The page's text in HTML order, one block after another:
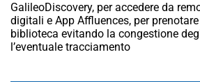
GalileoDiscovery, per accedere da
digitali e App Affluences, per
biblioteca evitando la congestione
l’eventuale tracciamento